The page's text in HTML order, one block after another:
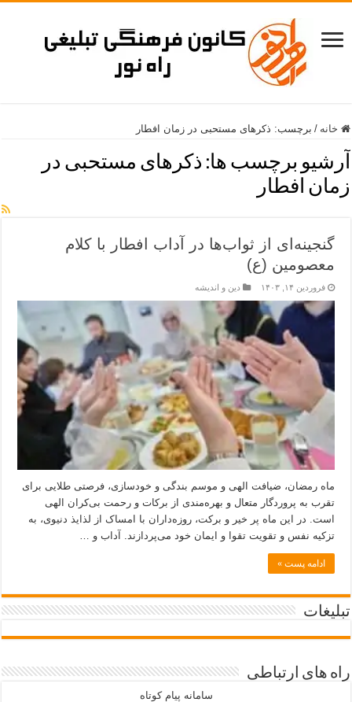
خانه / برچسب: ذکرهای مستحبی در زمان افطار
آرشیو برچسب ها: ذکرهای مستحبی در
زمان افطار
گنجینه‌ای از ثواب‌ها در آداب افطار با کلام
معصومین (ع)
فروردین ۱۴, ۱۴۰۳ دین و اندیشه
ماه رمضان، ضیافت الهی و موسم بندگی و خودسازی، فرصتی طلایی برای
تقرب به پروردگار متعال و بهره‌مندی از برکات و رحمت بی‌کران الهی
است. در این ماه پر خیر و برکت، روزه‌داران با امساک از لذایذ دنیوی، به
تزکیه نفس و تقویت تقوا و ایمان خود می‌پردازند. آداب و …
ادامه پست »
تبلیغات
راه های ارتباطی
سامانه پیام کوتاه